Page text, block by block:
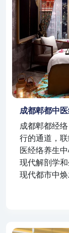
成都郫都中
成都郫都经
行的通道，
医经络养生
现代解剖学
现代都市中